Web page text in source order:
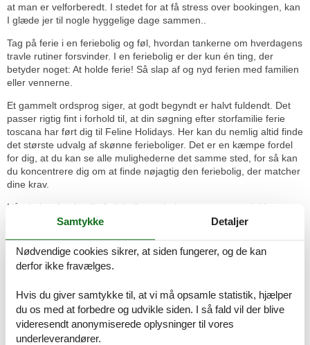
at man er velforberedt. I stedet for at få stress over bookingen, kan
I glæde jer til nogle hyggelige dage sammen..
Tag på ferie i en feriebolig og føl, hvordan tankerne om hverdagens
travle rutiner forsvinder. I en feriebolig er der kun én ting, der
betyder noget: At holde ferie! Så slap af og nyd ferien med familien
eller vennerne.
Et gammelt ordsprog siger, at godt begyndt er halvt fuldendt. Det
passer rigtig fint i forhold til, at din søgning efter storfamilie ferie
toscana har ført dig til Feline Holidays. Her kan du nemlig altid finde
det største udvalg af skønne ferieboliger. Det er en kæmpe fordel
for dig, at du kan se alle mulighederne det samme sted, for så kan
du koncentrere dig om at finde nøjagtig den feriebolig, der matcher
dine krav.
Når du har fundet din feriebolig, er du kommet et stort skridt tættere
på en uforglemmelig ferie, men du er ikke i mål endnu. Bookingen
nemt og hurtigt over nettet, så det varer ikke længe at få det klaret.
Ferieoplevelserne venter - se hvad I
bl.a. kan opleve:
Den fredfyldte by Arcidosso, der er beliggende på en bjergside, er
karakteriseret af de mange små gader, stier og sceniske ruter. Den
unikke toscanske stemning kan virkelig mærkes på en spadseretur
Samtykke Detaljer
Nødvendige cookies sikrer, at siden fungerer, og de kan
derfor ikke fravælges.
Hvis du giver samtykke til, at vi må opsamle statistik, hjælper
du os med at forbedre og udvikle siden. I så fald vil der blive
videresendt anonymiserede oplysninger til vores
underleverandører.